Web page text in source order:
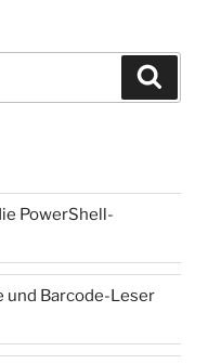
PowerShell-
und Barcode-Leser